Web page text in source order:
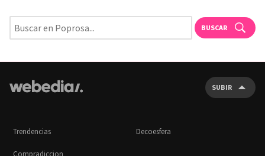
BUSCAR
SUBIR
Trendencias Decoesfera
Compradiccion